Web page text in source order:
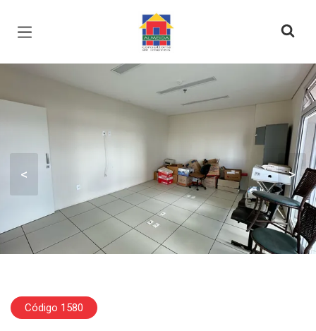
Página inicial
< >
Código 1580